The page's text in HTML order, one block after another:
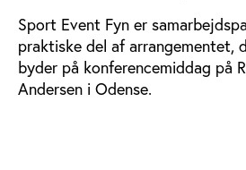
Sport Event Fyn er
praktiske del af arrangementet,
byder på konferencemiddag på
Andersen i Odense.